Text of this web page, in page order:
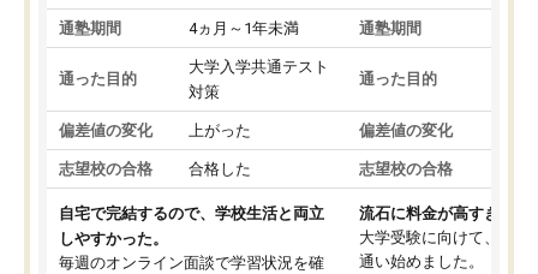
通塾期間 4ヵ月～1年未満
通った目的
大学入学共通テスト
対策
偏差値の変化 上がった
志望校の合格 合格した
自宅で完結するので、学校生活と両立
しやすかった。
毎週のオンライン面談で学習状況を確
通塾期間
通った目的
偏差値の変化
志望校の合格
流石に料金が高すぎる
大学受験に向けて、高2
通い始めました。